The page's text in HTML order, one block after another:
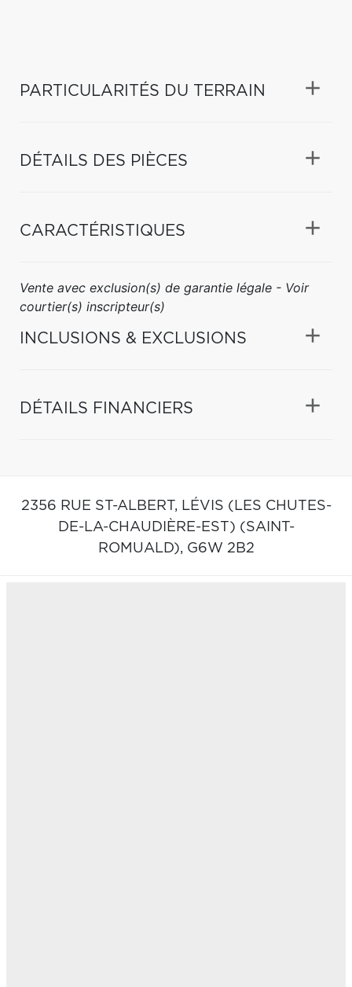
PARTICULARITÉS DU TERRAIN
DÉTAILS DES PIÈCES
CARACTÉRISTIQUES
Vente avec exclusion(s) de garantie légale - Voir
courtier(s) inscripteur(s)
INCLUSIONS & EXCLUSIONS
DÉTAILS FINANCIERS
2356 RUE ST-ALBERT, LÉVIS (LES CHUTES-
DE-LA-CHAUDIÈRE-EST) (SAINT-
ROMUALD), G6W 2B2